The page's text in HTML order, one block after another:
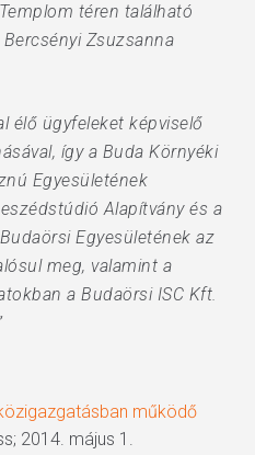
téren található
Zsuzsanna
élő ügyfeleket képviselő
így a Buda Környéki
Egyesületének
Alapítvány és a
Egyesületének az
meg, valamint a
a Budaörsi ISC Kft.
működő
2014. május 1.